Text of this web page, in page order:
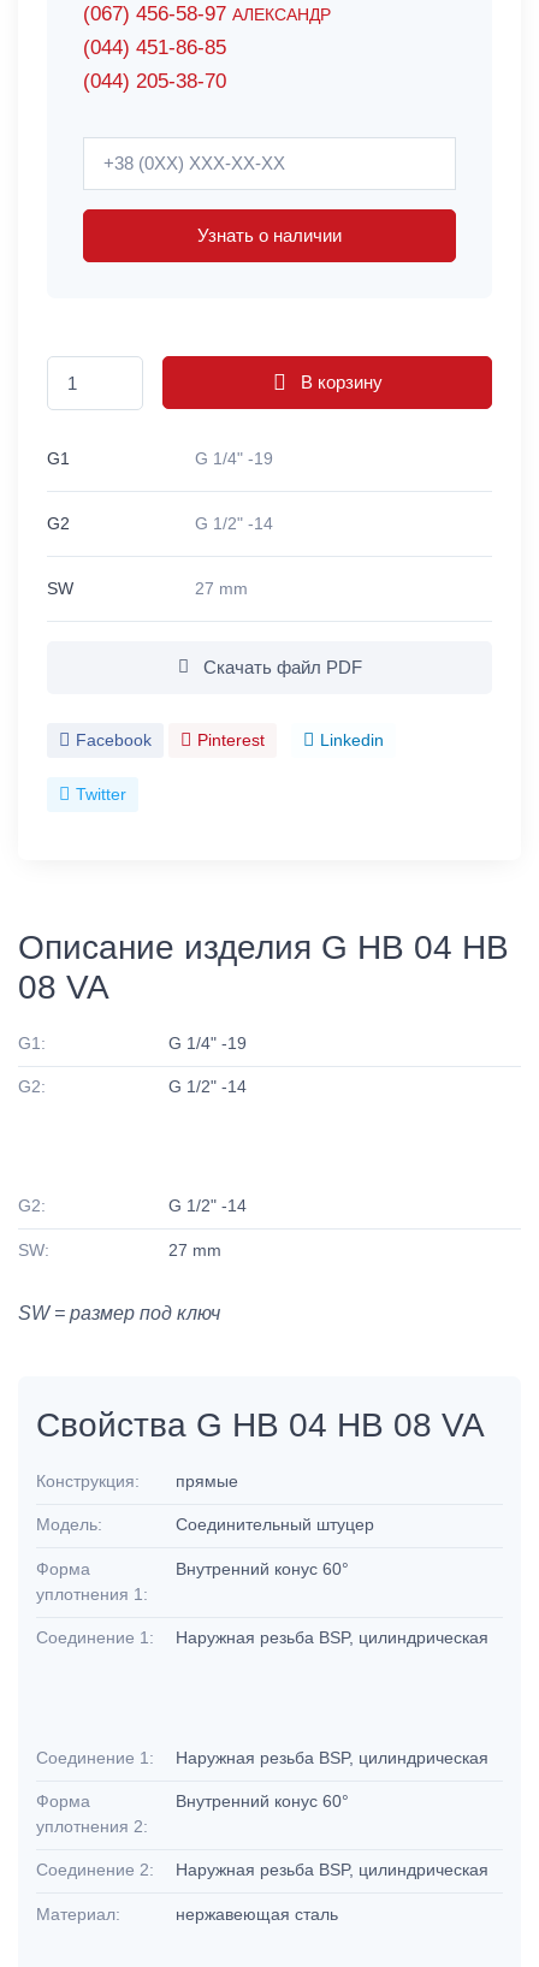
(067) 456-58-97 АЛЕКСАНДР
(044) 451-86-85
(044) 205-38-70
Узнать о наличии
В корзину
G1 G 1/4" -19
G2 G 1/2" -14
SW 27 mm
Скачать файл PDF
Facebook Pinterest Linkedin
Twitter
Описание изделия G HB 04 HB
08 VA
G1: G 1/4" -19
G2: G 1/2" -14
G2: G 1/2" -14
SW: 27 mm
SW = размер под ключ
Свойства G HB 04 HB 08 VA
Конструкция: прямые
Модель: Соединительный штуцер
Форма
уплотнения 1:
Внутренний конус 60°
Соединение 1: Наружная резьба BSP, цилиндрическая
Соединение 1: Наружная резьба BSP, цилиндрическая
Форма
уплотнения 2:
Внутренний конус 60°
Соединение 2: Наружная резьба BSP, цилиндрическая
Материал: нержавеющая сталь